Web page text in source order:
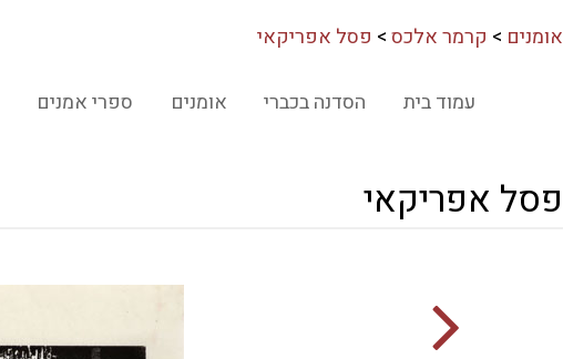
אומנים > קרמר אלכס> פסל אפריקאי
ספרי אמנים אומנים הסדנה בכברי עמוד בית
פסל אפריקאי